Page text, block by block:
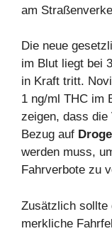
am
Die neue
im Blut liegt bei
in Kraft tritt.
1 ng/ml THC im
zeigen, dass die
Bezug auf
werden muss,
Fahrverbote zu
Zusätzlich sollte
merkliche